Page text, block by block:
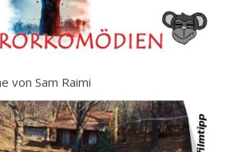
von Sam Raimi